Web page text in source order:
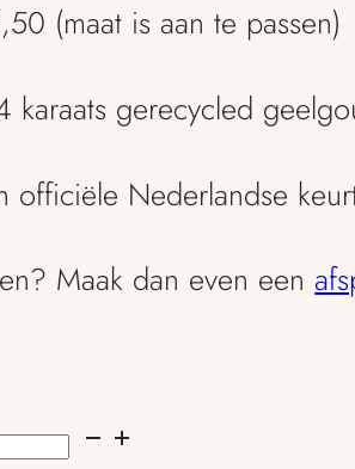
(maat is aan te passen)
karaats gerecycled
officiële Nederlandse
Maak dan even een